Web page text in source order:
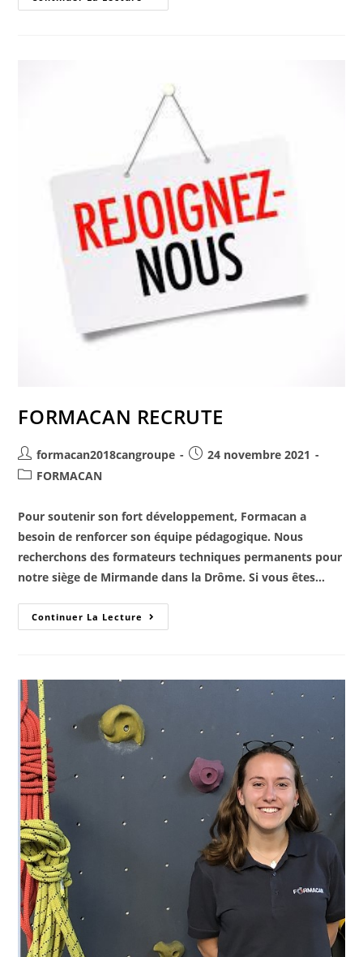
FORMACAN RECRUTE
formacan2018cangroupe
24 novembre 2021
FORMACAN
Pour soutenir son fort développement, Formacan a
besoin de renforcer son équipe pédagogique. Nous
recherchons des formateurs techniques permanents pour
notre siège de Mirmande dans la Drôme. Si vous êtes…
Continuer La Lecture